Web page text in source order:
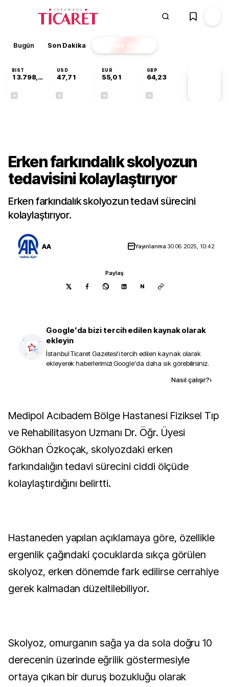
Bugün Son Dakika Finans EKSTRA
BIST
13.798,82
USD
47,71
EUR
55,01
GBP
64,23
Erken farkındalık skolyozun
tedavisini kolaylaştırıyor
Erken farkındalık skolyozun tedavi sürecini
kolaylaştırıyor.
AA Yayınlanma 30.06.2025, 10:42
Paylaş
N
Google'da bizi tercih edilen kaynak olarak
ekleyin
İstanbul Ticaret Gazetesi'i tercih edilen kaynak olarak
ekleyerek haberlerimizi Google'da daha sık görebilirsiniz.
Nasıl çalışır?›
Medipol Acıbadem Bölge Hastanesi Fiziksel Tıp
ve Rehabilitasyon Uzmanı Dr. Öğr. Üyesi
Gökhan Özkoçak, skolyozdaki erken
farkındalığın tedavi sürecini ciddi ölçüde
kolaylaştırdığını belirtti.
Hastaneden yapılan açıklamaya göre, özellikle
ergenlik çağındaki çocuklarda sıkça görülen
skolyoz, erken dönemde fark edilirse cerrahiye
gerek kalmadan düzeltilebiliyor.
Skolyoz, omurganın sağa ya da sola doğru 10
derecenin üzerinde eğrilik göstermesiyle
ortaya çıkan bir duruş bozukluğu olarak